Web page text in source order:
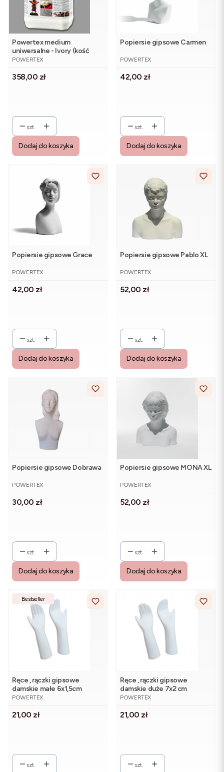
Powertex medium
uniwersalne - Ivory (kość
słoniowa) 5 kg
PRODUCENT
POWERTEX
Cena
358,00 zł
szt.
Dodaj do koszyka
Popiersie gipsowe Carmen
PRODUCENT
POWERTEX
Cena
42,00 zł
szt.
Dodaj do koszyka
Popiersie gipsowe Grace
PRODUCENT
POWERTEX
Cena
42,00 zł
szt.
Dodaj do koszyka
Popiersie gipsowe Pablo XL
PRODUCENT
POWERTEX
Cena
52,00 zł
szt.
Dodaj do koszyka
Popiersie gipsowe Dobrawa
PRODUCENT
POWERTEX
Cena
30,00 zł
szt.
Dodaj do koszyka
Popiersie gipsowe MONA XL
PRODUCENT
POWERTEX
Cena
52,00 zł
szt.
Dodaj do koszyka
Bestseller
Ręce , rączki gipsowe
damskie małe 6x1,5cm
PRODUCENT
POWERTEX
Cena
21,00 zł
szt.
Ręce , rączki gipsowe
damskie duże 7x2 cm
PRODUCENT
POWERTEX
Cena
21,00 zł
szt.